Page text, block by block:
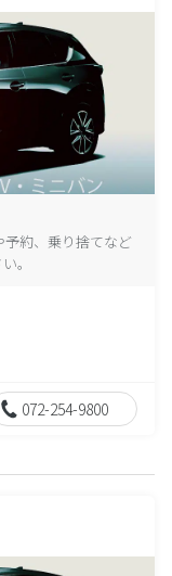
予約、乗り捨てなど
。
072-254-9800